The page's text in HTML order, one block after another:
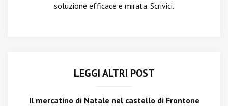
soluzione efficace e mirata. Scrivici.
LEGGI ALTRI POST
Il mercatino di Natale nel castello di Frontone